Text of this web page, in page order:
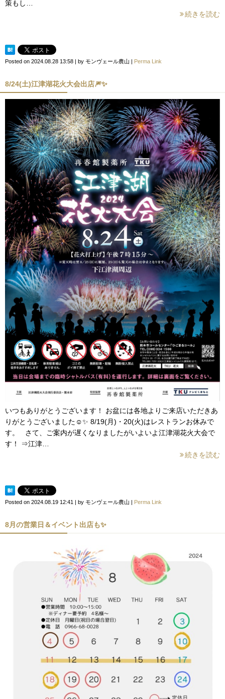
策もし…
続きを読む
Posted on 2024.08.28 13:58 by モンヴェール農山 Perma Link
8/24(土)江津湖花火大会出店🎆✨
いつもありがとうございます！ お盆には各地よりご来店いただきあ
りがとうございました☺✨ 8/19(月)・20(火)はレストランお休みで
す。 さて、ご案内が遅くなりましたがいよいよ江津湖花火大会で
す！ ⇒江津…
続きを読む
Posted on 2024.08.19 12:41 by モンヴェール農山 Perma Link
8月の営業日＆イベント出店も✨